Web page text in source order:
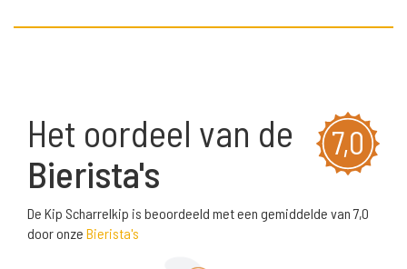
7,0
Het oordeel van de
Bierista's
De Kip Scharrelkip is beoordeeld met een gemiddelde van 7,0
door onze Bierista's